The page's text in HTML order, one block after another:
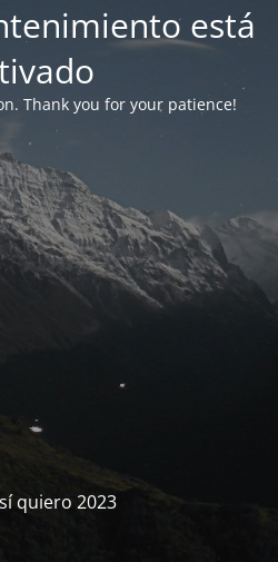
está
Thank you for your patience!
quiero 2023